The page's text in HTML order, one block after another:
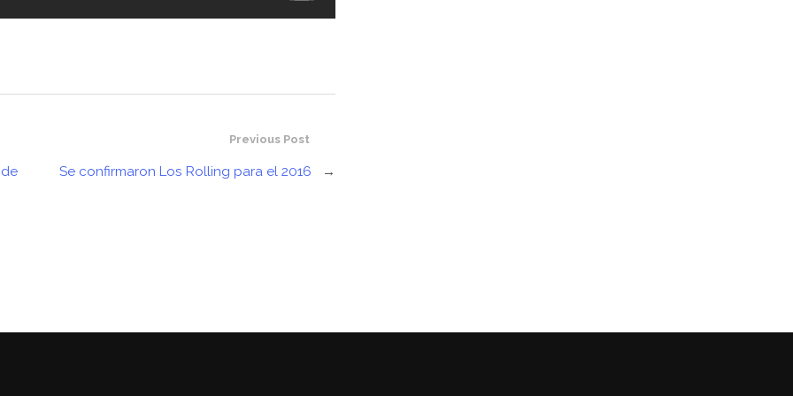
Previous Post
Se confirmaron Los Rolling para el 2016 →